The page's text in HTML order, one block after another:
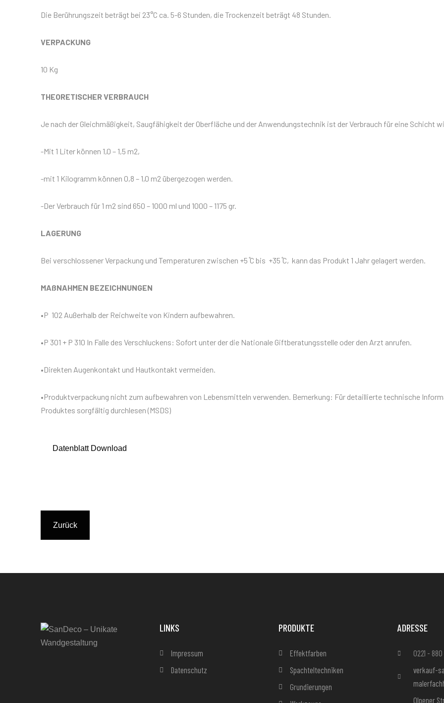
Die Berührungszeit beträgt bei 23°C ca. 5-6 Stunden, die Trockenzeit beträgt 48 Stunden.
VERPACKUNG
10 Kg
THEORETISCHER VERBRAUCH
Je nach der Gleichmäßigkeit, Saugfähigkeit der Oberfläche und der Anwendungstechnik ist der Verbrauch für eine Schicht
-Mit 1 Liter können 1,0 – 1,5 m2,
-mit 1 Kilogramm können 0,8 – 1,0 m2 übergezogen werden.
-Der Verbrauch für 1 m2 sind 650 – 1000 ml und 1000 – 1175 gr.
LAGERUNG
Bei verschlossener Verpackung und Temperaturen zwischen +5 ̊C bis +35 ̊C, kann das Produkt 1 Jahr gelagert werden.
MAßNAHMEN BEZEICHNUNGEN
•P 102 Außerhalb der Reichweite von Kindern aufbewahren.
•P 301 + P 310 In Falle des Verschluckens: Sofort unter der die Nationale Giftberatungsstelle oder den Arzt anrufen.
•Direkten Augenkontakt und Hautkontakt vermeiden.
•Produktverpackung nicht zum aufbewahren von Lebensmitteln verwenden. Bemerkung: Für detaillierte technische
Produktes sorgfältig durchlesen (MSDS)
Datenblatt Download
Zurück
LINKS
Impressum
Datenschutz
PRODUKTE
Effektfarben
Spachteltechniken
Grundierungen
ADRESSE
0221 -
verkauf-
Olpener